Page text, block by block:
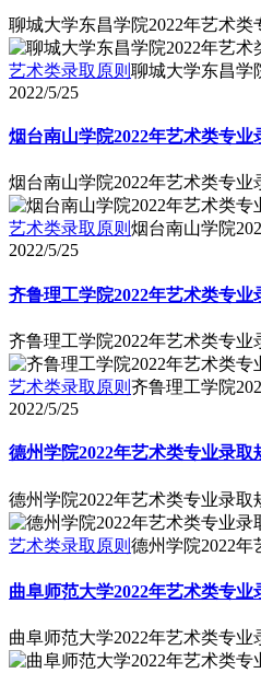
聊城大学东昌学院2022年艺术类
艺术类录取原则 聊城大学东昌学
2022/5/25
烟台南山学院2022年艺术类专业
烟台南山学院2022年艺术类专业
艺术类录取原则 烟台南山学院
2022/5/25
齐鲁理工学院2022年艺术类专业
齐鲁理工学院2022年艺术类专业
艺术类录取原则 齐鲁理工学院
2022/5/25
德州学院2022年艺术类专业录取
德州学院2022年艺术类专业录取
艺术类录取原则 德州学院2022年
曲阜师范大学2022年艺术类专业
曲阜师范大学2022年艺术类专业